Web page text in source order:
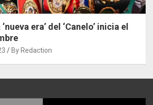
era’ del ‘Canelo’ inicia el
By Redaction